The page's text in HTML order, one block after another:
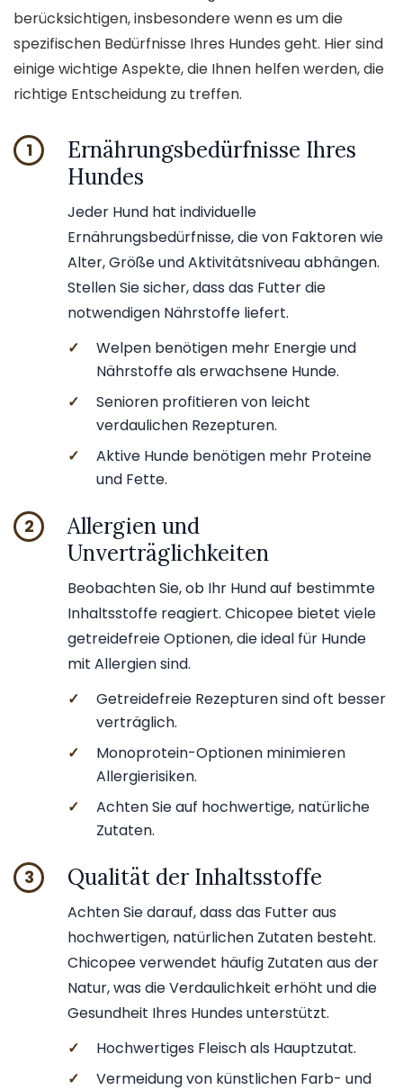
berücksichtigen, insbesondere wenn es um die
spezifischen Bedürfnisse Ihres Hundes geht. Hier sind
einige wichtige Aspekte, die Ihnen helfen werden, die
richtige Entscheidung zu treffen.
1
Ernährungsbedürfnisse Ihres
Hundes
Jeder Hund hat individuelle
Ernährungsbedürfnisse, die von Faktoren wie
Alter, Größe und Aktivitätsniveau abhängen.
Stellen Sie sicher, dass das Futter die
notwendigen Nährstoffe liefert.
✓
Welpen benötigen mehr Energie und
Nährstoffe als erwachsene Hunde.
✓
Senioren profitieren von leicht
verdaulichen Rezepturen.
✓
Aktive Hunde benötigen mehr Proteine
und Fette.
2
Allergien und
Unverträglichkeiten
Beobachten Sie, ob Ihr Hund auf bestimmte
Inhaltsstoffe reagiert. Chicopee bietet viele
getreidefreie Optionen, die ideal für Hunde
mit Allergien sind.
✓
Getreidefreie Rezepturen sind oft besser
verträglich.
✓
Monoprotein-Optionen minimieren
Allergierisiken.
✓
Achten Sie auf hochwertige, natürliche
Zutaten.
3 Qualität der Inhaltsstoffe
Achten Sie darauf, dass das Futter aus
hochwertigen, natürlichen Zutaten besteht.
Chicopee verwendet häufig Zutaten aus der
Natur, was die Verdaulichkeit erhöht und die
Gesundheit Ihres Hundes unterstützt.
✓
Hochwertiges Fleisch als Hauptzutat.
✓
Vermeidung von künstlichen Farb- und